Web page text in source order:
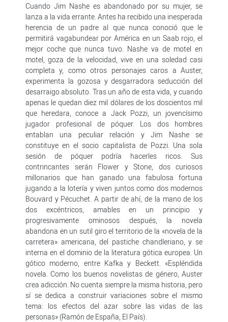
Cuando Jim Nashe es abandonado por su mujer, se
lanza a la vida errante. Antes ha recibido una inesperada
herencia de un padre al que nunca conoció que le
permitirá vagabundear por América en un Saab rojo, el
mejor coche que nunca tuvo. Nashe va de motel en
motel, goza de la velocidad, vive en una soledad casi
completa y, como otros personajes caros a Auster,
experimenta la gozosa y desgarradora seducción del
desarraigo absoluto. Tras un año de esta vida, y cuando
apenas le quedan diez mil dólares de los doscientos mil
que heredara, conoce a Jack Pozzi, un jovencísimo
jugador profesional de póquer. Los dos hombres
entablan una peculiar relación y Jim Nashe se
constituye en el socio capitalista de Pozzi. Una sola
sesión de póquer podría hacerles ricos. Sus
contrincantes serán Flower y Stone, dos curiosos
millonarios que han ganado una fabulosa fortuna
jugando a la lotería y viven juntos como dos modernos
Bouvard y Pécuchet. A partir de ahí, de la mano de los
dos excéntricos, amables en un principio y
progresivamente ominosos después, la novela
abandona en un sutil giro el territorio de la «novela de la
carretera» americana, del pastiche chandleriano, y se
interna en el dominio de la literatura gótica europea. Un
gótico moderno, entre Kafka y Beckett. «Espléndida
novela. Como los buenos novelistas de género, Auster
crea adicción. No cuenta siempre la misma historia, pero
sí se dedica a construir variaciones sobre el mismo
tema: los efectos del azar sobre las vidas de las
personas» (Ramón de España, El País).